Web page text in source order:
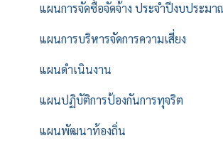
แผนการจัดซื้อจัดจ้าง ประจำปีงบประมา
แผนการบริหารจัดการความเสี่ยง
แผนดำเนินงาน
แผนปฏิบัติการป้องกันการทุจริต
แผนพัฒนาท้องถิ่น